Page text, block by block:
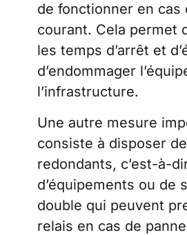
de fonctionner en cas
courant. Cela permet
les temps d’arrêt et
d’endommager
l’infrastructure.
Une autre mesure
consiste à disposer
redondants, c’est-à-
d’équipements ou de
double qui peuvent
relais en cas de